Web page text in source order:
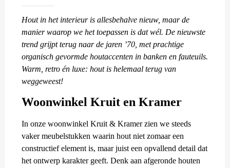
Hout in het interieur is allesbehalve nieuw, maar de
manier waarop we het toepassen is dat wél. De nieuwste
trend grijpt terug naar de jaren ’70, met prachtige
organisch gevormde houtaccenten in banken en fauteuils.
Warm, retro én luxe: hout is helemaal terug van
weggeweest!
Woonwinkel Kruit en Kramer
In onze woonwinkel Kruit & Kramer zien we steeds
vaker meubelstukken waarin hout niet zomaar een
constructief element is, maar juist een opvallend detail dat
het ontwerp karakter geeft. Denk aan afgeronde houten